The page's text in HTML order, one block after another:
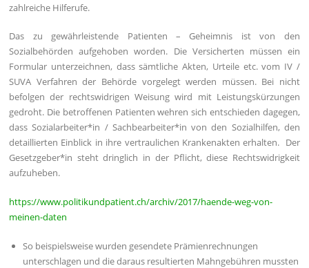
zahlreiche Hilferufe.
Das zu gewährleistende Patienten – Geheimnis ist von den
Sozialbehörden aufgehoben worden. Die Versicherten müssen ein
Formular unterzeichnen, dass sämtliche Akten, Urteile etc. vom IV /
SUVA Verfahren der Behörde vorgelegt werden müssen. Bei nicht
befolgen der rechtswidrigen Weisung wird mit Leistungskürzungen
gedroht. Die betroffenen Patienten wehren sich entschieden dagegen,
dass Sozialarbeiter*in / Sachbearbeiter*in von den Sozialhilfen, den
detaillierten Einblick in ihre vertraulichen Krankenakten erhalten. Der
Gesetzgeber*in steht dringlich in der Pflicht, diese Rechtswidrigkeit
aufzuheben.
https://www.politikundpatient.ch/archiv/2017/haende-weg-von-
meinen-daten
So beispielsweise wurden gesendete Prämienrechnungen
unterschlagen und die daraus resultierten Mahngebühren mussten